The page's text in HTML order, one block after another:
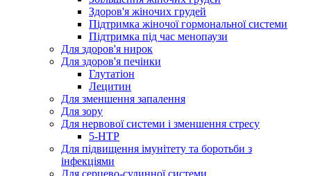
Здоров'я жіночих грудей
Підтримка жіночої гормональної системи
Підтримка під час менопаузи
Для здоров'я нирок
Для здоров'я печінки
Глутатіон
Лецитин
Для зменшення запалення
Для зору
Для нервової системи і зменшення стресу
5-HTP
Для підвищення імунітету та боротьби з
інфекціями
Для серцево-судинної системи